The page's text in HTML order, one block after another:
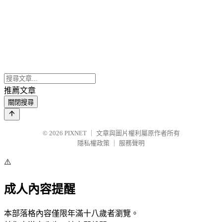
推薦文章
關閉搜尋
© 2026 PIXNET
文章與圖片權利屬原作者所有
隱私權政策
服務聲明
⚠️
成人內容提醒
本部落格內容僅限年滿十八歲者瀏覽。